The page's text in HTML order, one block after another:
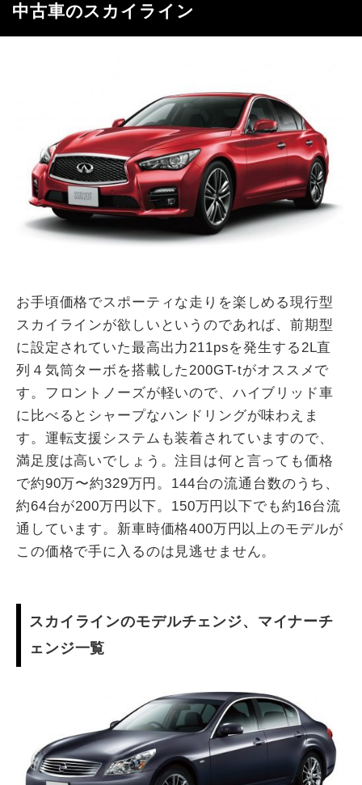
中古車のスカイライン
お手頃価格でスポーティな走りを楽しめる現行型
スカイラインが欲しいというのであれば、前期型
に設定されていた最高出力211psを発生する2L直
列４気筒ターボを搭載した200GT-tがオススメで
す。フロントノーズが軽いので、ハイブリッド車
に比べるとシャープなハンドリングが味わえま
す。運転支援システムも装着されていますので、
満足度は高いでしょう。注目は何と言っても価格
で約90万〜約329万円。144台の流通台数のうち、
約64台が200万円以下。150万円以下でも約16台流
通しています。新車時価格400万円以上のモデルが
この価格で手に入るのは見逃せません。
スカイラインのモデルチェンジ、マイナーチ
ェンジ一覧